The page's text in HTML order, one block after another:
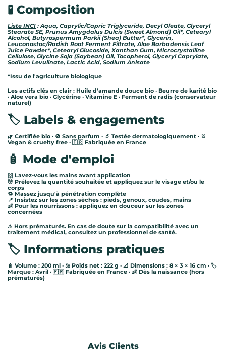
🧪 Composition
Liste INCI : Aqua, Caprylic/Capric Triglyceride, Decyl Oleate, Glyceryl
Stearate SE, Prunus Amygdalus Dulcis (Sweet Almond) Oil*, Cetearyl
Alcohol, Butyrospermum Parkii (Shea) Butter*, Glycerin,
Leuconostoc/Radish Root Ferment Filtrate, Aloe Barbadensis Leaf
Juice Powder*, Cetearyl Glucoside, Xanthan Gum, Microcrystalline
Cellulose, Glycine Soja (Soybean) Oil, Tocopherol, Glyceryl Caprylate,
Sodium Levulinate, Lactic Acid, Sodium Anisate
*Issu de l'agriculture biologique
Les actifs clés en clair : Huile d'amande douce bio · Beurre de karité bio
· Aloe vera bio · Glycérine · Vitamine E · Ferment de radis (conservateur
naturel)
🏷️ Labels & engagements
🌿 Certifiée bio · 🚫 Sans parfum · 🔬 Testée dermatologiquement · 🐰
Vegan & cruelty free · 🇫🇷 Fabriquée en France
🧴 Mode d'emploi
🙌 Lavez-vous les mains avant application
💆 Prélevez la quantité souhaitée et appliquez sur le visage et/ou le
corps
🔁 Massez jusqu'à pénétration complète
📍 Insistez sur les zones sèches : pieds, genoux, coudes, mains
👶 Pour les nourrissons : appliquez en douceur sur les zones
concernées
⚠️ Hors prématurés. En cas de doute sur la compatibilité avec un
traitement médical, consultez un professionnel de santé.
🏷️ Informations pratiques
🧴 Volume : 200 ml · ⚖️ Poids net : 222 g · 📐 Dimensions : 8 × 3 × 16 cm · 🏷️
Marque : Avril · 🇫🇷 Fabriquée en France · 👶 Dès la naissance (hors
prématurés)
Avis Clients